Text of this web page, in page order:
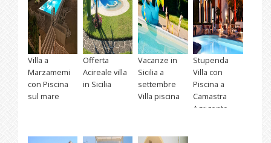
Villa a
Marzamemi
con Piscina
sul mare
Offerta
Acireale villa
in Sicilia
Vacanze in
Sicilia a
settembre
Villa piscina
Stupenda
Villa con
Piscina a
Camastra
Agrigento